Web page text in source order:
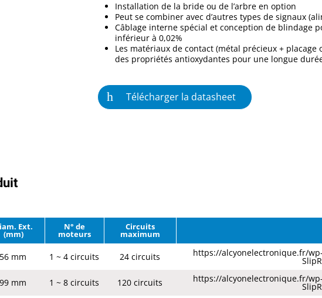
Installation de la bride ou de l’arbre en option
Peut se combiner avec d’autres types de signaux
Câblage interne spécial et conception de blindage
inférieur à 0,02%
Les matériaux de contact (métal précieux +
des propriétés antioxydantes pour une longue
Télécharger la datasheet
Ext.
(mm)
N° de
moteurs
Circuits
maximum
56 mm 1 ~ 4 circuits 24 circuits https://alcyonelectronique.fr/
99 mm 1 ~ 8 circuits 120 circuits https://alcyonelectronique.fr/